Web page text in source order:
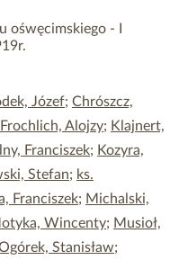
ośwęcimskiego - I
Józef; Chrószcz,
Frochlich, Alojzy; Klajnert,
Franciszek; Kozyra,
Stefan; ks.
Franciszek; Michalski,
Wincenty; Musioł,
Stanisław;